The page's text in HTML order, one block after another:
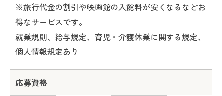
※旅行代金の割引や映画館の入館料が安くなるなどお
得なサービスです。
就業規則、給与規定、育児・介護休業に関する規定、
個人情報規定あり
応募資格